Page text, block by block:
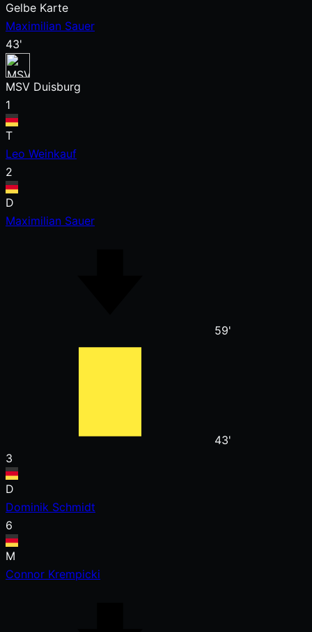
Gelbe Karte
Maximilian Sauer
43'
MSV Duisburg
1
T
Leo Weinkauf
2
D
Maximilian Sauer
59'
43'
3
D
Dominik Schmidt
6
M
Connor Krempicki